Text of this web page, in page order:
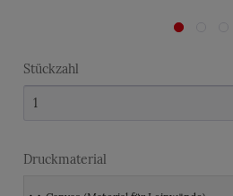
Stückzahl
Druckmaterial